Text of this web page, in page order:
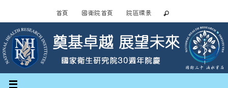
首頁 國衛院首頁 院區環景